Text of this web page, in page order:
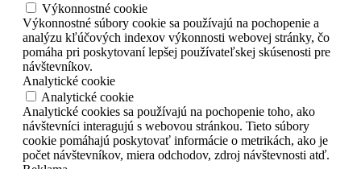
Výkonnostné cookie
Výkonnostné súbory cookie sa používajú na pochopenie a
analýzu kľúčových indexov výkonnosti webovej stránky, čo
pomáha pri poskytovaní lepšej používateľskej skúsenosti pre
návštevníkov.
Analytické cookie
Analytické cookie
Analytické cookies sa používajú na pochopenie toho, ako
návštevníci interagujú s webovou stránkou. Tieto súbory
cookie pomáhajú poskytovať informácie o metrikách, ako je
počet návštevníkov, miera odchodov, zdroj návštevnosti atď.